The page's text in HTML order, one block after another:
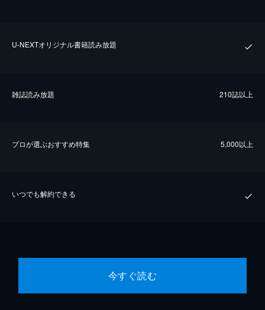
U-NEXTオリジナル書籍読み放題
雑誌読み放題 210誌以上
プロが選ぶおすすめ特集 5,000以上
いつでも解約できる
今すぐ読む